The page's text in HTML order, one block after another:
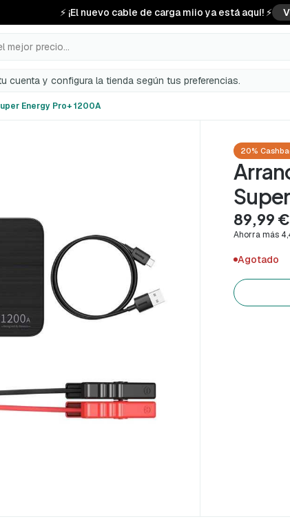
⚡ ¡El nuevo cable de carga miio ya está aquí! ⚡
mejor precio...
cuenta y configura la tienda según tus preferencias.
Energy Pro+ 1200A
20%
89,99 €
Ahorra más
Agotado